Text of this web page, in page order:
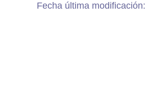
Fecha última